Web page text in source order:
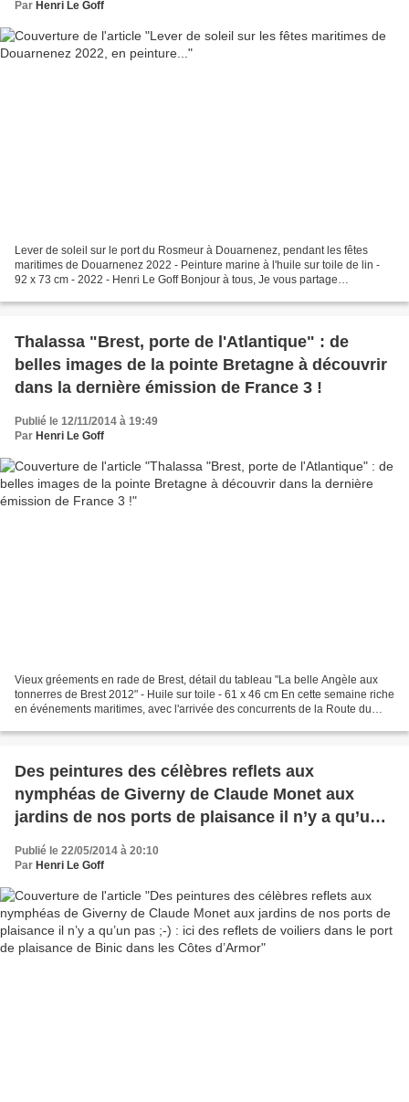
Par Henri Le Goff
Lever de soleil sur le port du Rosmeur à Douarnenez, pendant les fêtes
maritimes de Douarnenez 2022 - Peinture marine à l'huile sur toile de lin -
92 x 73 cm - 2022 - Henri Le Goff Bonjour à tous, Je vous partage
Thalassa "Brest, porte de l'Atlantique" : de
belles images de la pointe Bretagne à découvrir
dans la dernière émission de France 3 !
Publié le 12/11/2014 à 19:49
Par Henri Le Goff
Vieux gréements en rade de Brest, détail du tableau "La belle Angèle aux
tonnerres de Brest 2012" - Huile sur toile - 61 x 46 cm En cette semaine riche
en événements maritimes, avec l'arrivée des concurrents de la Route du
Des peintures des célèbres reflets aux
nymphéas de Giverny de Claude Monet aux
jardins de nos ports de plaisance il n’y a qu’un
pas ;-) : ici des reflets de voiliers dans le port de
plaisance de Binic dans les Côtes d’Armor
Publié le 22/05/2014 à 20:10
Par Henri Le Goff